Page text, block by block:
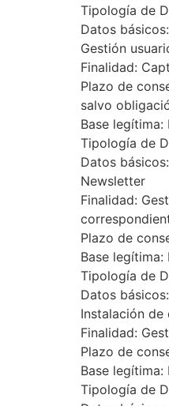
Tipología de
Datos
Gestión
Finalidad:
Plazo de
salvo
Base
Tipología de
Datos
Newsletter
Finalidad:
Plazo de
Base
Tipología de
Datos
Instalación de
Finalidad:
Plazo de
Base
Tipología de